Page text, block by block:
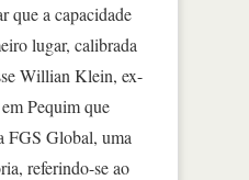
que a capacidade
lugar, calibrada
Willian Klein, ex-
Pequim que
FGS Global, uma
referindo-se ao